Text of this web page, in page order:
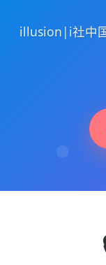
illusion|i社中